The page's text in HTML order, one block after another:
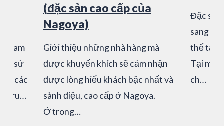
tham
sử
các
tru…
(đặc sản cao cấp của
Nagoya)
Giới thiệu những nhà hàng mà
được khuyến khích sẽ cảm nhận
được lòng hiếu khách bậc nhất và
sành điệu, cao cấp ở Nagoya.
Ở trong…
Đặc san
sang ở
thể tận
Tại mỗi
ch…